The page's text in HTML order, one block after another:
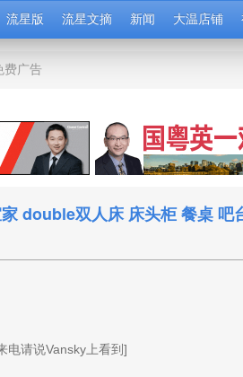
流星版 流星文摘 新闻 大温店铺
费广告
double双人床 床头柜 餐桌 吧
电请说Vansky上看到]